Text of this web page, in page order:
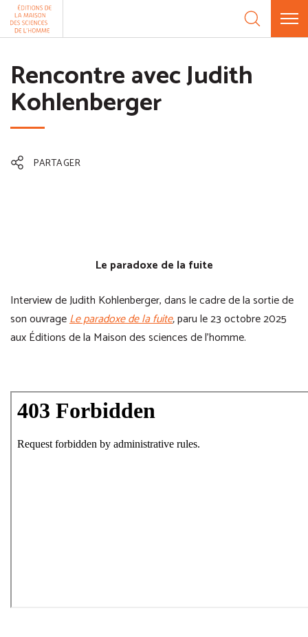
Aller au contenu
Rencontre avec Judith
Kohlenberger
PARTAGER
Le paradoxe de la fuite
Interview de Judith Kohlenberger, dans le cadre de la sortie de
son ouvrageLe paradoxe de la fuite,paru le 23 octobre 2025
aux Éditions de la Maison des sciences de l’homme.
Panneau de gestion des cookies